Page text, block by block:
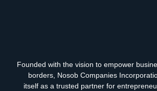
Founded with the vision to empower
borders, Nosob Companies
itself as a trusted partner for